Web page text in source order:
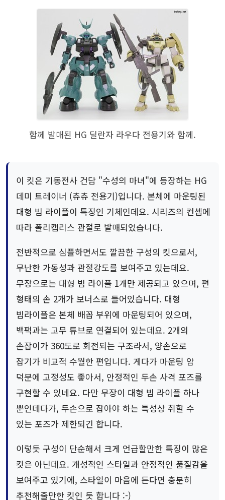
함께 발매된 HG 딜란자 라우다 전용기와 함께.
이 킷은 기동전사 건담 "수성의 마녀"에 등장하는 HG
데미 트레이너 (츄츄 전용기)입니다. 본체에 마운팅된
대형 빔 라이플이 특징인 기체인데요. 시리즈의 컨셉에
따라 폴리캡리스 관절로 발매되었습니다.
전반적으로 심플하면서도 깔끔한 구성의 킷으로서,
무난한 가동성과 관절강도를 보여주고 있는데요.
무장으로는 대형 빔 라이플 1개만 제공되고 있으며, 편
형태의 손 2개가 보너스로 들어있습니다. 대형
빔라이플은 본체 배꼽 부위에 마운팅되어 있으며,
백팩과는 고무 튜브로 연결되어 있는데요. 2개의
손잡이가 360도로 회전되는 구조라서, 양손으로
잡기가 비교적 수월한 편입니다. 게다가 마운팅 암
덕분에 고정성도 좋아서, 안정적인 두손 사격 포즈를
구현할 수 있네요. 다만 무장이 대형 빔 라이플 하나
뿐인데다가, 두손으로 잡아야 하는 특성상 취할 수
있는 포즈가 제한되긴 합니다.
이렇듯 구성이 단순해서 크게 언급할만한 특징이 많은
킷은 아닌데요. 개성적인 스타일과 안정적인 품질감을
보여주고 있기에, 스타일이 마음에 든다면 충분히
추천해줄만한 킷인 듯 합니다 :-)